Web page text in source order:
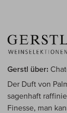
Gerstl über:
Der Duft von
sagenhaft
Finesse, man